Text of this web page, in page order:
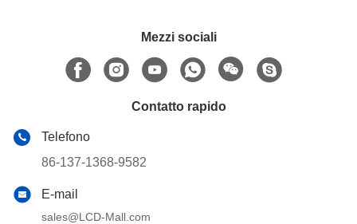
Mezzi sociali
Contatto rapido
Telefono
86-137-1368-9582
E-mail
sales@LCD-Mall.com